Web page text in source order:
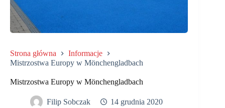
Strona główna
Informacje
Mistrzostwa Europy w Mönchengladbach
Mistrzostwa Europy w Mönchengladbach
Filip Sobczak
14 grudnia 2020